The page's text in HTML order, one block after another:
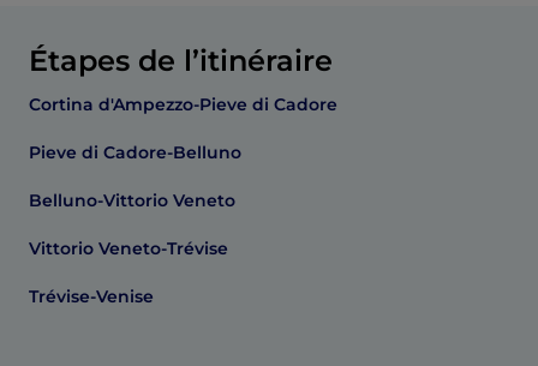
Étapes de l’itinéraire
Cortina d'Ampezzo-Pieve di Cadore
Pieve di Cadore-Belluno
Belluno-Vittorio Veneto
Vittorio Veneto-Trévise
Trévise-Venise